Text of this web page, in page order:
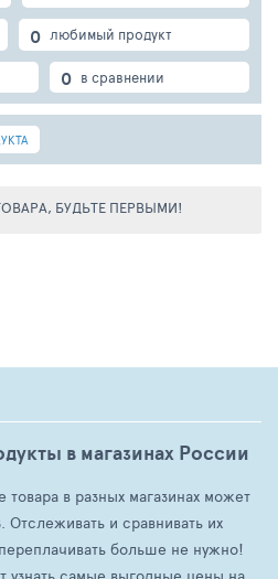
0 любимый продукт
0 в сравнении
БУДЬТЕ ПЕРВЫМИ!
в магазинах России
в разных магазинах может
Отслеживать и сравнивать их
больше не нужно!